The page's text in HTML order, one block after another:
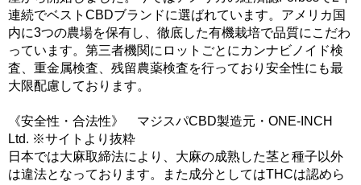
連続でベストCBDブランドに選ばれています。アメリカ国
内に3つの農場を保有し、徹底した有機栽培で品質にこだわ
っています。第三者機関にロットごとにカンナビノイド検
査、重金属検査、残留農薬検査を行っており安全性にも最
大限配慮しております。
《安全性・合法性》 マジスパCBD製造元・ONE-INCH
Ltd. ※サイトより抜粋
日本では大麻取締法により、大麻の成熟した茎と種子以外
は違法となっております。また成分としてはTHCは認めら